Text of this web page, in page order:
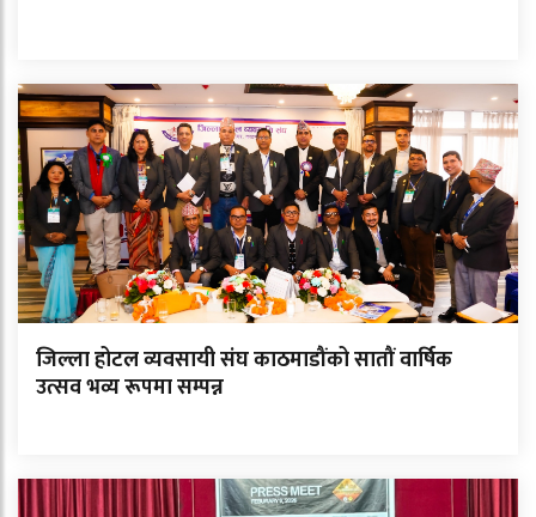
जिल्ला होटल व्यवसायी संघ काठमाडौंको सातौं वार्षिक
उत्सव भव्य रूपमा सम्पन्न